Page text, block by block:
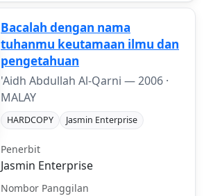
Bacalah dengan nama
tuhanmu keutamaan ilmu dan
pengetahuan
'Aidh Abdullah Al-Qarni —2006 ·
MALAY
HARDCOPY Jasmin Enterprise
Penerbit
Jasmin Enterprise
Nombor Panggilan